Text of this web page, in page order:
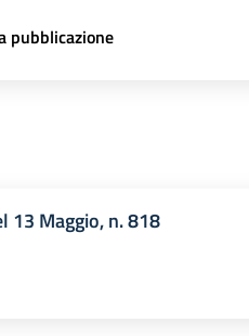
pubblicazione
13 Maggio, n. 818